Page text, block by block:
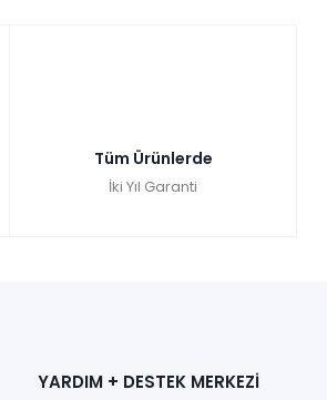
Tüm Ürünlerde
İki Yıl Garanti
YARDIM + DESTEK MERKEZİ